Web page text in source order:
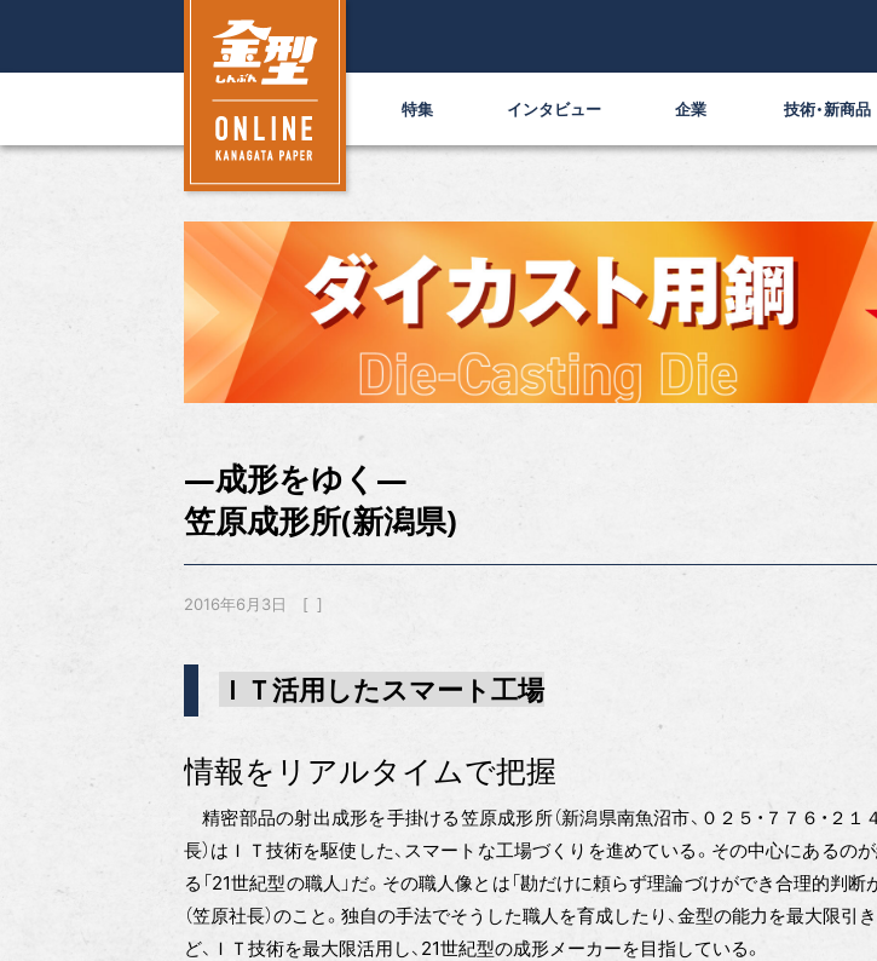
特集 インタビュー 企業 技術・新商品
―成形をゆく―
笠原成形所(新潟県)
2016年6月3日
ＩＴ活用したスマート工場
情報をリアルタイムで把握
精密部品の射出成形を手掛ける笠原成形所（新潟県南魚沼市、０２５・７７６・２１
長）はＩＴ技術を駆使した、スマートな工場づくりを進めている。その中心にあるの
る「21世紀型の職人」だ。その職人像とは「勘だけに頼らず理論づけができ合理的判断
（笠原社長）のこと。独自の手法でそうした職人を育成したり、金型の能力を最大限引
ど、ＩＴ技術を最大限活用し、21世紀型の成形メーカーを目指している。